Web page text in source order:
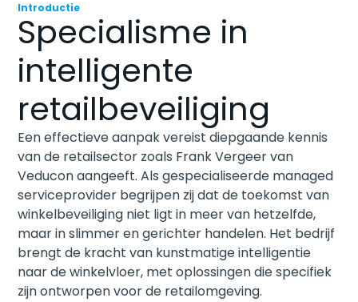
Introductie
Specialisme in
intelligente
retailbeveiliging
Een effectieve aanpak vereist diepgaande kennis
van de retailsector zoals Frank Vergeer van
Veducon aangeeft. Als gespecialiseerde managed
serviceprovider begrijpen zij dat de toekomst van
winkelbeveiliging niet ligt in meer van hetzelfde,
maar in slimmer en gerichter handelen. Het bedrijf
brengt de kracht van kunstmatige intelligentie
naar de winkelvloer, met oplossingen die specifiek
zijn ontworpen voor de retailomgeving.